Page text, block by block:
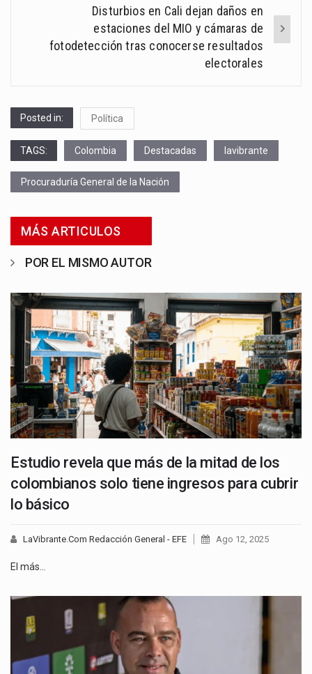
Disturbios en Cali dejan daños en
estaciones del MIO y cámaras de
fotodetección tras conocerse resultados
electorales
Posted in: Política
TAGS: Colombia Destacadas lavibrante
Procuraduría General de la Nación
MÁS ARTICULOS
POR EL MISMO AUTOR
Estudio revela que más de la mitad de los
colombianos solo tiene ingresos para cubrir
lo básico
LaVibrante.Com Redacción General - EFE Ago 12, 2025
El más…